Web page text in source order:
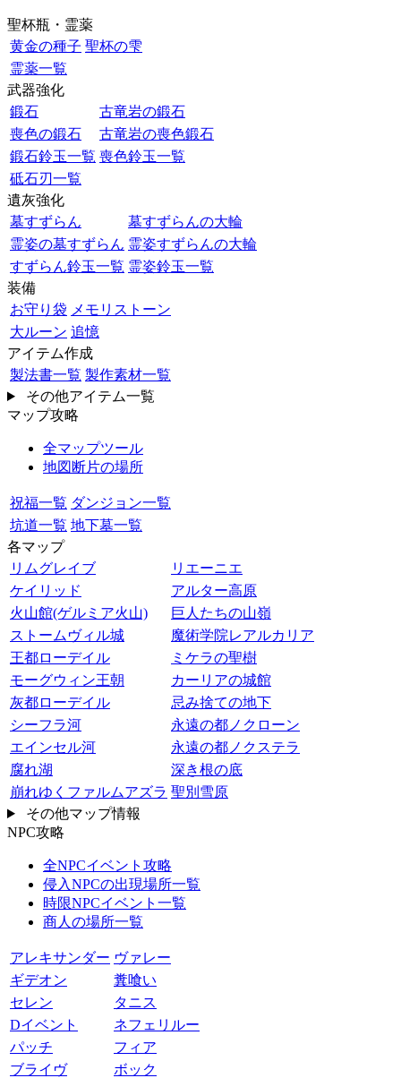
聖杯瓶・霊薬
黄金の種子 聖杯の雫
霊薬一覧
武器強化
鍛石
古竜岩の鍛石
喪色の鍛石
古竜岩の喪色鍛石
鍛石鈴玉一覧 喪色鈴玉一覧
砥石刃一覧
遺灰強化
墓すずらん
墓すずらんの大輪
霊姿の墓すずらん 霊姿すずらんの大輪
すずらん鈴玉一覧 霊姿鈴玉一覧
装備
お守り袋 メモリストーン
大ルーン 追憶
アイテム作成
製法書一覧 製作素材一覧
その他アイテム一覧
マップ攻略
全マップツール
地図断片の場所
祝福一覧 ダンジョン一覧
坑道一覧 地下墓一覧
各マップ
リムグレイブ
リエーニエ
ケイリッド
アルター高原
火山館(ゲルミア火山)
巨人たちの山嶺
ストームヴィル城
魔術学院レアルカリア
王都ローデイル
ミケラの聖樹
モーグウィン王朝
カーリアの城館
灰都ローデイル
忌み捨ての地下
シーフラ河
永遠の都ノクローン
エインセル河
永遠の都ノクステラ
腐れ湖
深き根の底
崩れゆくファルムアズラ 聖別雪原
その他マップ情報
NPC攻略
全NPCイベント攻略
侵入NPCの出現場所一覧
時限NPCイベント一覧
商人の場所一覧
アレキサンダー ヴァレー
ギデオン
糞喰い
セレン
タニス
Dイベント
ネフェリルー
パッチ
フィア
ブライヴ
ボック